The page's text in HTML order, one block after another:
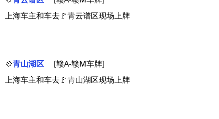
上海车主和车去🚩青云谱区现场上牌
💠青山湖区
[赣A-赣M车牌]
上海车主和车去🚩青山湖区现场上牌